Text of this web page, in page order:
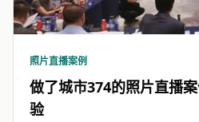
照片直播案例
做了城市374的照片直播
验